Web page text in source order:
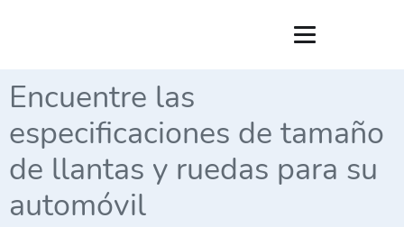
Encuentre las
especificaciones de tamaño
de llantas y ruedas para su
automóvil